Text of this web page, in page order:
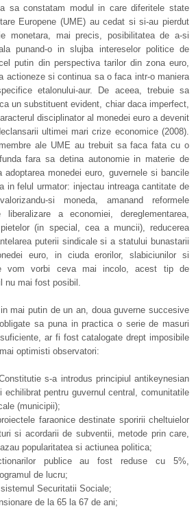
sa constatam modul in care diferitele state
Europene (UME) au cedat si si-au pierdut
monetara, mai precis, posibilitatea de a-si
punand-o in slujba intereselor politice de
putin din perspectiva tarilor din zona euro,
actioneze si continua sa o faca intr-o maniera
etalonului-aur. De aceea, trebuie sa
un substituent evident, chiar daca imperfect,
disciplinator al monedei euro a devenit
ultimei mari crize economice (2008).
ale UME au trebuit sa faca fata cu o
fara sa detina autonomie in materie de
monedei euro, guvernele si bancile
in felul urmator: injectau intreaga cantitate de
si moneda, amanand reformele
liberalizare a economiei, dereglementarea,
(in special, cea a muncii), reducerea
puterii sindicale si a statului bunastarii
euro, in ciuda erorilor, slabiciunilor si
vom vorbi ceva mai incolo, acest tip de
nu mai fost posibil.
mai putin de un an, doua guverne succesive
sa puna in practica o serie de masuri
ar fi fost catalogate drept imposibile
optimisti observatori:
s-a introdus principiul antikeynesian
pentru guvernul central, comunitatile
(municipii);
faraonice destinate sporirii cheltuielor
si acordarii de subventii, metode prin care,
popularitatea si actiunea politica;
publice au fost reduse cu 5%,
de lucru;
Securitatii Sociale;
de la 65 la 67 de ani;